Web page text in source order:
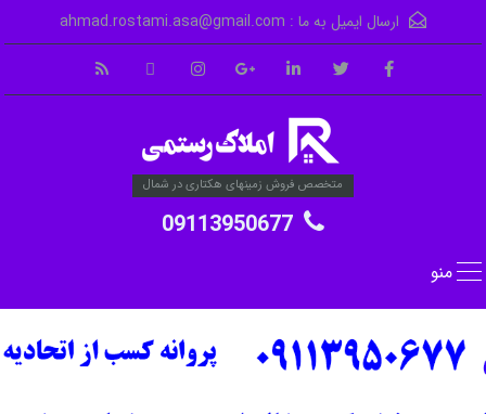
ارسال ایمیل به ما : ahmad.rostami.asa@gmail.com
متخصص فروش زمینهای هکتاری در شمال
09113950677
منو